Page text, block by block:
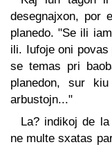
desegnajxon, por
planedo. "Se ili
ili. Iufoje oni
se temas pri
planedon, sur
arbustojn..."
La? indikoj de
ne multe sxatas